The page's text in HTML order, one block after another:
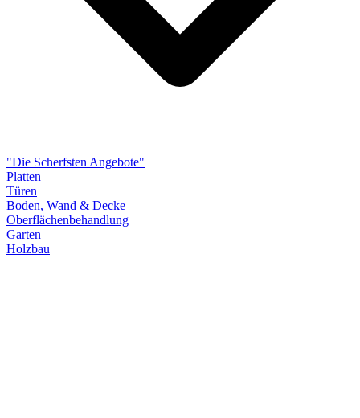
"Die Scherfsten Angebote"
Platten
Türen
Boden, Wand & Decke
Oberflächenbehandlung
Garten
Holzbau